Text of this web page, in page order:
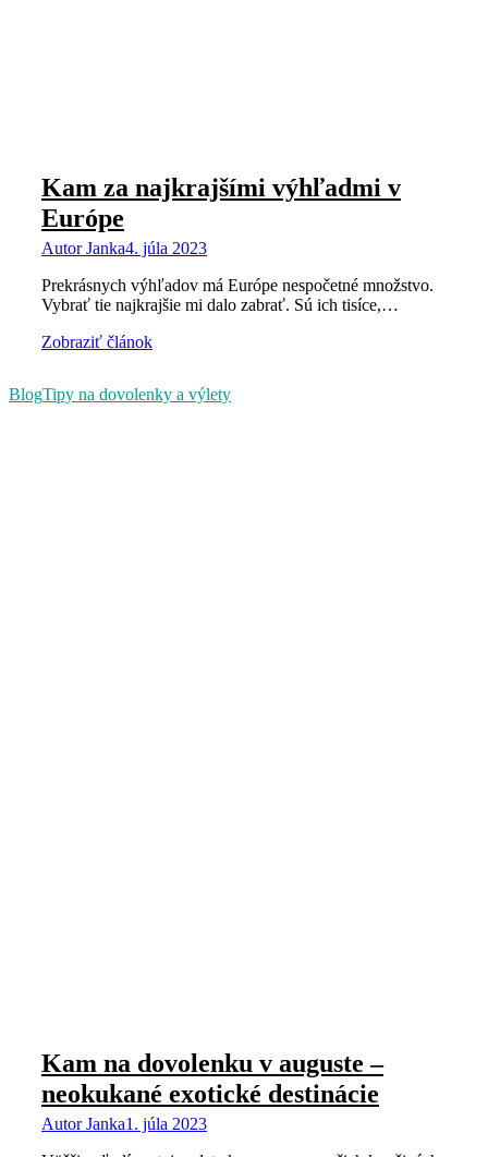
Kam za najkrajšími výhľadmi v
Európe
AutorJanka4. júla 2023
Prekrásnych výhľadov má Európe nespočetné množstvo.
Vybrať tie najkrajšie mi dalo zabrať. Sú ich tisíce,…
Zobraziť článok
BlogTipy na dovolenky a výlety
Kam na dovolenku v auguste –
neokukané exotické destinácie
AutorJanka1. júla 2023